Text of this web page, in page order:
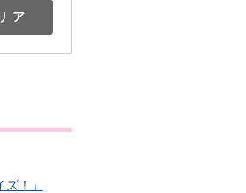
ア
！」